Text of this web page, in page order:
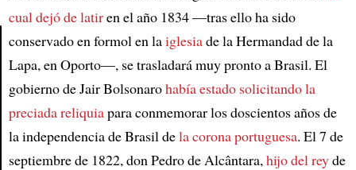
Article
cual dejó de latiren el año 1834 —tras ello ha sido
conservado en formol en laiglesiade la Hermandad de la
Lapa, en Oporto—, se trasladará muy pronto a Brasil. El
gobierno de Jair Bolsonarohabía estado solicitando la
preciada reliquiapara conmemorar los doscientos años de
la independencia de Brasil dela corona portuguesa. El 7 de
septiembre de 1822, don Pedro de Alcântara,hijo del reyde